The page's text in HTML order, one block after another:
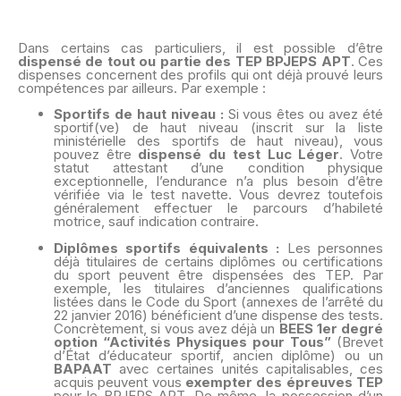
Dans certains cas particuliers, il est possible d’être
dispensé de tout ou partie des TEP BPJEPS APT. Ces
dispenses concernent des profils qui ont déjà prouvé leurs
compétences par ailleurs. Par exemple :
Sportifs de haut niveau : Si vous êtes ou avez été
sportif(ve) de haut niveau (inscrit sur la liste
ministérielle des sportifs de haut niveau), vous
pouvez être dispensé du test Luc Léger. Votre
statut attestant d’une condition physique
exceptionnelle, l’endurance n’a plus besoin d’être
vérifiée via le test navette. Vous devrez toutefois
généralement effectuer le parcours d’habileté
motrice, sauf indication contraire.
Diplômes sportifs équivalents : Les personnes
déjà titulaires de certains diplômes ou certifications
du sport peuvent être dispensées des TEP. Par
exemple, les titulaires d’anciennes qualifications
listées dans le Code du Sport (annexes de l’arrêté du
22 janvier 2016) bénéficient d’une dispense des tests.
Concrètement, si vous avez déjà un BEES 1er degré
option “Activités Physiques pour Tous” (Brevet
d’État d’éducateur sportif, ancien diplôme) ou un
BAPAAT avec certaines unités capitalisables, ces
acquis peuvent vous exempter des épreuves TEP